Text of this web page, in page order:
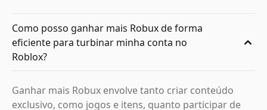
Como posso ganhar mais Robux de forma
eficiente para turbinar minha conta no
Roblox?
Ganhar mais Robux envolve tanto criar conteúdo
exclusivo, como jogos e itens, quanto participar de